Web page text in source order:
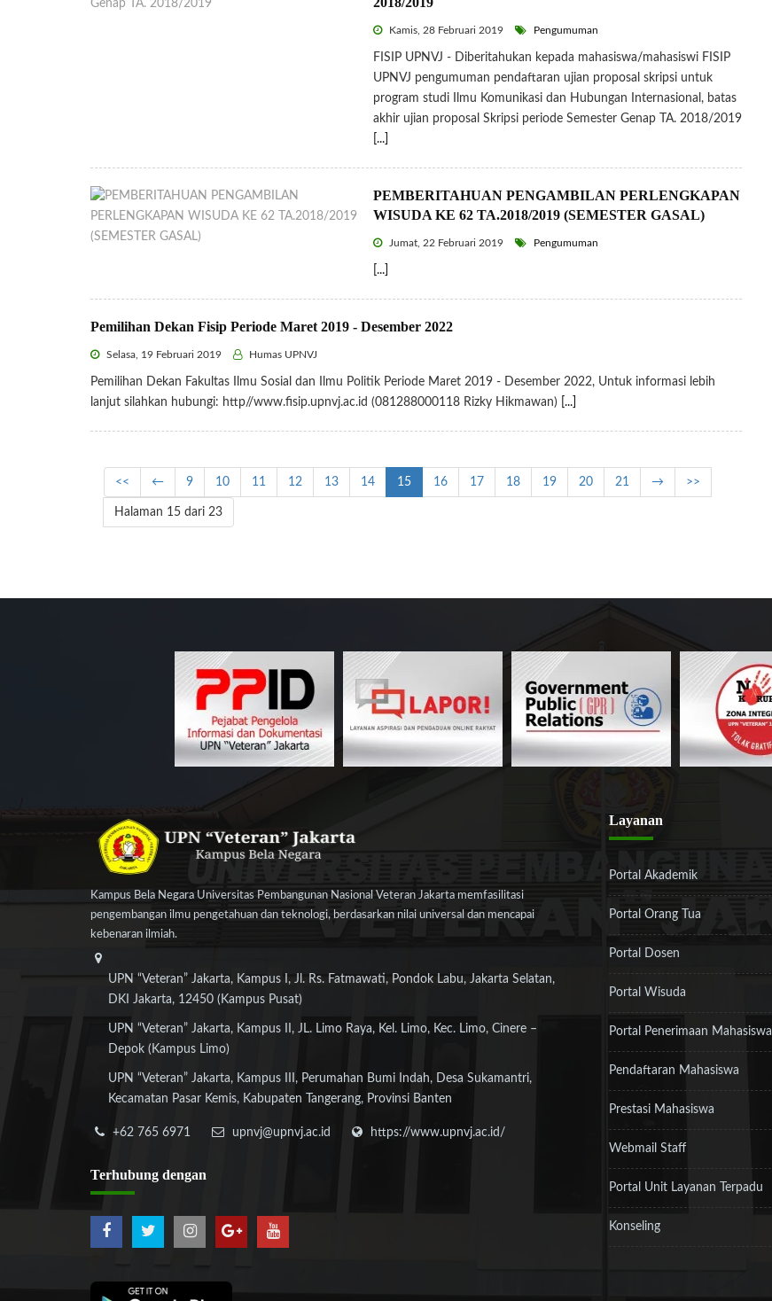
Kamis, 28 Februari 2019 Pengumuman
FISIP UPNVJ - Diberitahukan kepada mahasiswa/mahasiswi FISIP
UPNVJ pengumuman pendaftaran ujian proposal skripsi untuk
program studi Ilmu Komunikasi dan Hubungan Internasional, batas
akhir ujian proposal Skripsi periode Semester Genap TA. 2018/2019
[...]
PEMBERITAHUAN PENGAMBILAN PERLENGKAPAN
WISUDA KE 62 TA.2018/2019 (SEMESTER GASAL)
Jumat, 22 Februari 2019 Pengumuman
[...]
Pemilihan Dekan Fisip Periode Maret 2019 - Desember 2022
Selasa, 19 Februari 2019 Humas UPNVJ
Pemilihan Dekan Fakultas Ilmu Sosial dan Ilmu Politik Periode Maret 2019 - Desember 2022, Untuk informasi lebih
lanjut silahkan hubungi: http//www.fisip.upnvj.ac.id (081288000118 Rizky Hikmawan)
[...]
<< ← 9 10 11 12 13 14 15 16 17 18 19 20 21 → >>
Halaman 15 dari 23
Kampus Bela Negara Universitas Pembangunan Nasional Veteran Jakarta memfasilitasi
pengembangan ilmu pengetahuan dan teknologi, berdasarkan nilai universal dan mencapai
kebenaran ilmiah.
UPN “Veteran” Jakarta, Kampus I, Jl. Rs. Fatmawati, Pondok Labu, Jakarta Selatan,
DKI Jakarta, 12450 (Kampus Pusat)
UPN “Veteran” Jakarta, Kampus II, JL. Limo Raya, Kel. Limo, Kec. Limo, Cinere –
Depok (Kampus Limo)
UPN “Veteran” Jakarta, Kampus III, Perumahan Bumi Indah, Desa Sukamantri,
Kecamatan Pasar Kemis, Kabupaten Tangerang, Provinsi Banten
+62 765 6971 upnvj@upnvj.ac.id https://www.upnvj.ac.id/
Terhubung dengan
Layanan
Portal Akademik
Portal Orang Tua
Portal Dosen
Portal Wisuda
Portal Penerimaan Mahasiswa
Pendaftaran Mahasiswa
Prestasi Mahasiswa
Webmail Staff
Portal Unit Layanan Terpadu
Konseling